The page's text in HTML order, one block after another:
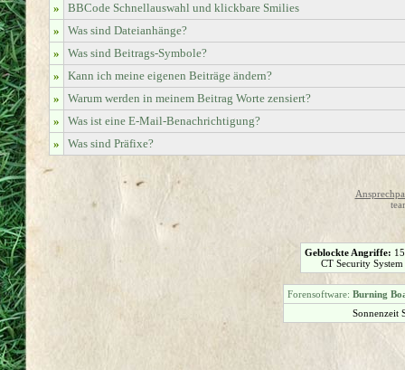
»
BBCode Schnellauswahl und klickbare Smilies
»
Was sind Dateianhänge?
»
Was sind Beitrags-Symbole?
»
Kann ich meine eigenen Beiträge ändern?
»
Warum werden in meinem Beitrag Worte zensiert?
»
Was ist eine E-Mail-Benachrichtigung?
»
Was sind Präfixe?
Geblockte Angriffe:
CT Security
Forensoftware: Burning
Sonnenzeit